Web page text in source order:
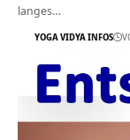
langes…
YOGA VIDYA INFOS